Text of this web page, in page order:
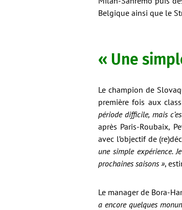
Belgique ainsi que le
« Une
Le champion de
première fois aux
période difficile, mais
après Paris-Roubaix,
avec l’objectif de
une simple expérience.
prochaines saisons »,
Le manager de Bora-
a encore quelques